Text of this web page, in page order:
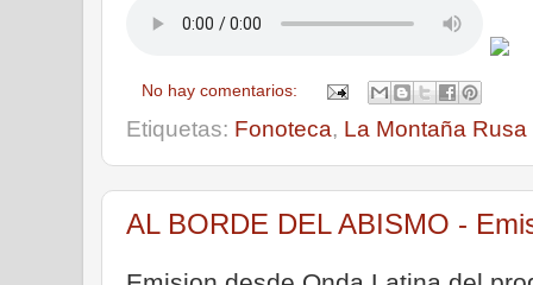
No hay comentarios:
Etiquetas: Fonoteca, La Montaña Rusa
AL BORDE DEL ABISMO -